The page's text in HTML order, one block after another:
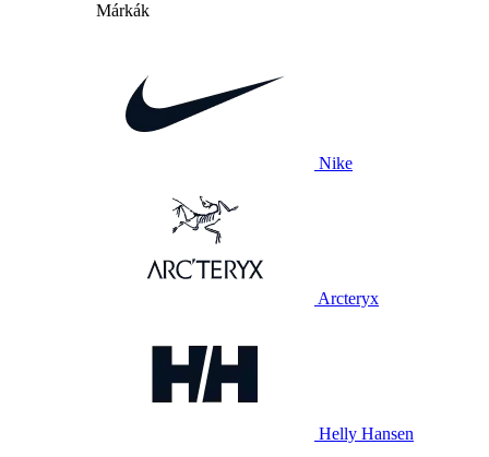
Márkák
Nike
Arcteryx
Helly Hansen